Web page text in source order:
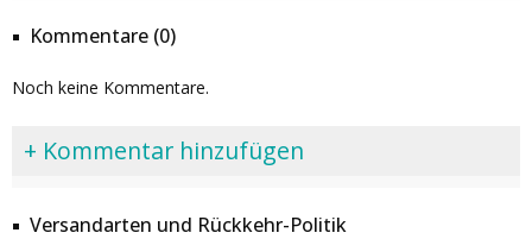
Kommentare (0)
Noch keine Kommentare.
+ Kommentar hinzufügen
Versandarten und Rückkehr-Politik